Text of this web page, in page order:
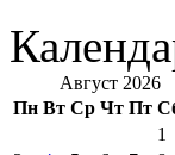
Август 2026
Пн Вт Ср Чт Пт
1